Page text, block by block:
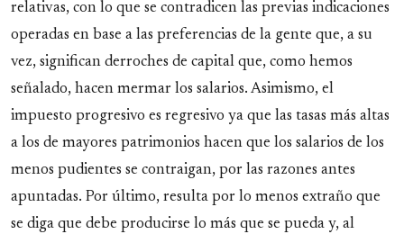
relativas, con lo que se contradicen las previas indicaciones
operadas en base a las preferencias de la gente que, a su
vez, significan derroches de capital que, como hemos
señalado, hacen mermar los salarios. Asimismo, el
impuesto progresivo es regresivo ya que las tasas más altas
a los de mayores patrimonios hacen que los salarios de los
menos pudientes se contraigan, por las razones antes
apuntadas. Por último, resulta por lo menos extraño que
se diga que debe producirse lo más que se pueda y, al